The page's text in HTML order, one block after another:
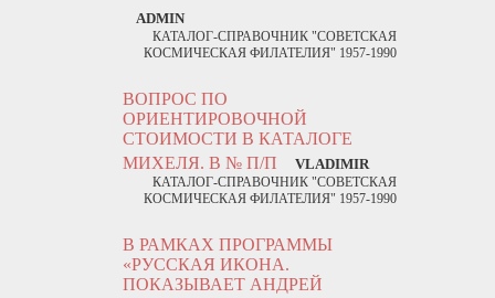
ADMIN
КАТАЛОГ-СПРАВОЧНИК "СОВЕТСКАЯ
КОСМИЧЕСКАЯ ФИЛАТЕЛИЯ" 1957-1990
ВОПРОС ПО
ОРИЕНТИРОВОЧНОЙ
СТОИМОСТИ В КАТАЛОГЕ
МИХЕЛЯ. В № П/П
VLADIMIR
КАТАЛОГ-СПРАВОЧНИК "СОВЕТСКАЯ
КОСМИЧЕСКАЯ ФИЛАТЕЛИЯ" 1957-1990
В РАМКАХ ПРОГРАММЫ
«РУССКАЯ ИКОНА.
ПОКАЗЫВАЕТ АНДРЕЙ